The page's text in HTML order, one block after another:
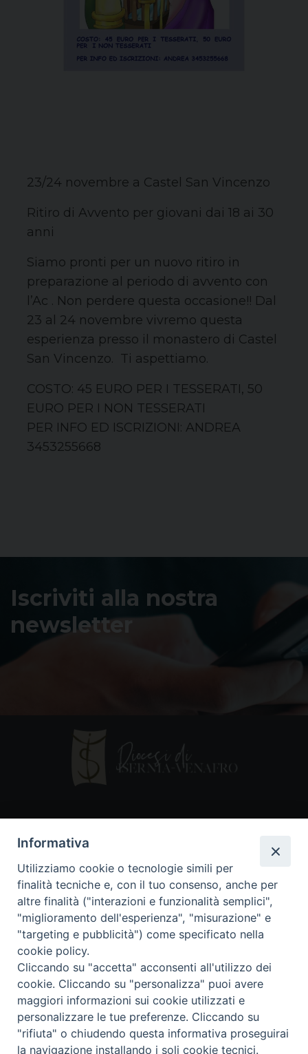
23/24 novembre a Castel San Vincenzo
Ritiro di Avvento per giovani dai 18 ai 30
anni
Siamo pronti per un nuovo ritiro in
preparazione al periodo di avvento con
l’Ac . Non perdere questa occasione!! Dal
23 al 24 novembre vivremo questa
esperienza presso il monastero di Castel
San Vincenzo. Ti aspettiamo.
COSTO: 45 EURO PER I TESSERATI, 50
EURO PER I NON TESSERATI
PER INFO ED ISCRIZIONI: ANDREA
3453255668
Iscriviti alla nostra
newsletter
86170 Isernia
086550849
segreteria@diocesiiserniavenafro.it
I nostri social
Copyright © 2018 - Diocesi di Isernia-Venafro (C.F.
90008750946). Riproduzione solo con permesso.
Tutti i diritti sono riservati
Informativa
Utilizziamo cookie o tecnologie simili per
finalità tecniche e, con il tuo consenso, anche per
altre finalità ("interazioni e funzionalità semplici",
"miglioramento dell'esperienza", "misurazione" e
"targeting e pubblicità") come specificato nella
cookie policy.
Cliccando su "accetta" acconsenti all'utilizzo dei
cookie. Cliccando su "personalizza" puoi avere
maggiori informazioni sui cookie utilizzati e
personalizzare le tue preferenze. Cliccando su
"rifiuta" o chiudendo questa informativa proseguirai
la navigazione installando i soli cookie tecnici.